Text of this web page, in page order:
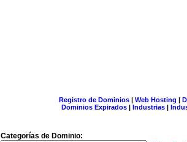
Registro de Dominios| Web Hosting |
Dominios Expirados | Industrias |
Categorías de Dominio: